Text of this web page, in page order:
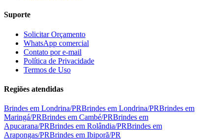
Suporte
Solicitar Orçamento
WhatsApp comercial
Contato por e-mail
Política de Privacidade
Termos de Uso
Regiões atendidas
Brindes em Londrina/PRBrindes em Londrina/PRBrindes em
Maringá/PRBrindes em Cambé/PRBrindes em
Apucarana/PRBrindes em Rolândia/PRBrindes em
Arapongas/PRBrindes em Ibiporã/PR